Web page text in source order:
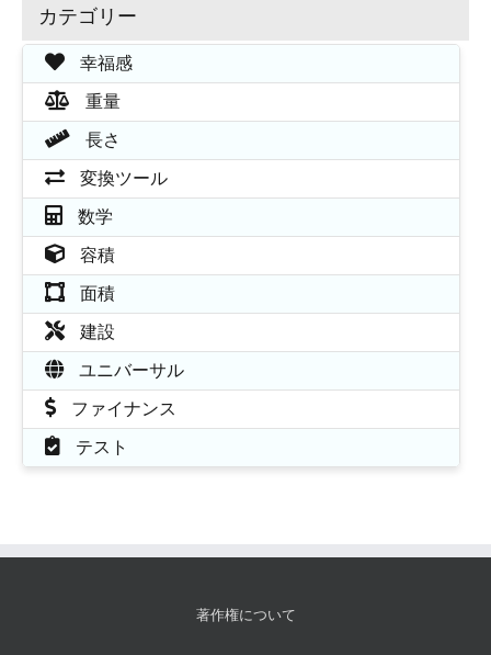
カテゴリー
幸福感
重量
長さ
変換ツール
数学
容積
面積
建設
ユニバーサル
ファイナンス
テスト
著作権について